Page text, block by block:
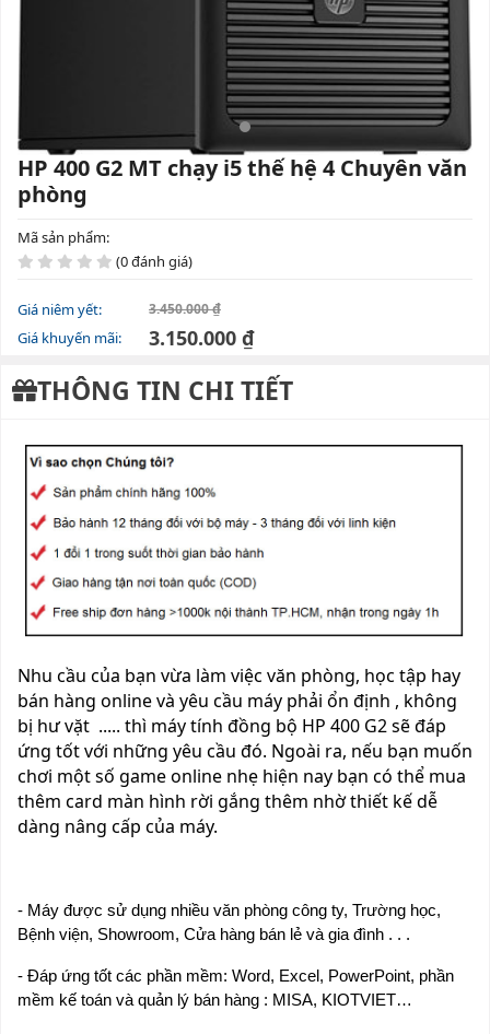
HP 400 G2 MT chạy i5 thế hệ 4 Chuyên văn
phòng
Mã sản phẩm:
(0 đánh giá)
Giá niêm yết: 3.450.000 ₫
Giá khuyến mãi: 3.150.000 ₫
THÔNG TIN CHI TIẾT
Nhu cầu của bạn vừa làm việc văn phòng, học tập hay
bán hàng online và yêu cầu máy phải ổn định , không
bị hư vặt ..... thì máy tính đồng bộ HP 400 G2 sẽ đáp
ứng tốt với những yêu cầu đó. Ngoài ra, nếu bạn muốn
chơi một số game online nhẹ hiện nay bạn có thể mua
thêm card màn hình rời gắng thêm nhờ thiết kế dễ
dàng nâng cấp của máy.
- Máy được sử dụng nhiều văn phòng công ty, Trường học,
Bệnh viện, Showroom, Cửa hàng bán lẻ và gia đình . . .
- Đáp ứng tốt các phần mềm: Word, Excel, PowerPoint, phần
mềm kế toán và quản lý bán hàng : MISA, KIOTVIET…